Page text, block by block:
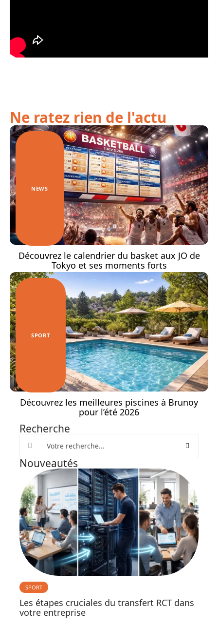
Ne ratez rien de l'actu
NEWS
Découvrez le calendrier du basket aux JO de
Tokyo et ses moments forts
SPORT
Découvrez les meilleures piscines à Brunoy
pour l’été 2026
Recherche
Nouveautés
SPORT
Les étapes cruciales du transfert RCT dans
votre entreprise